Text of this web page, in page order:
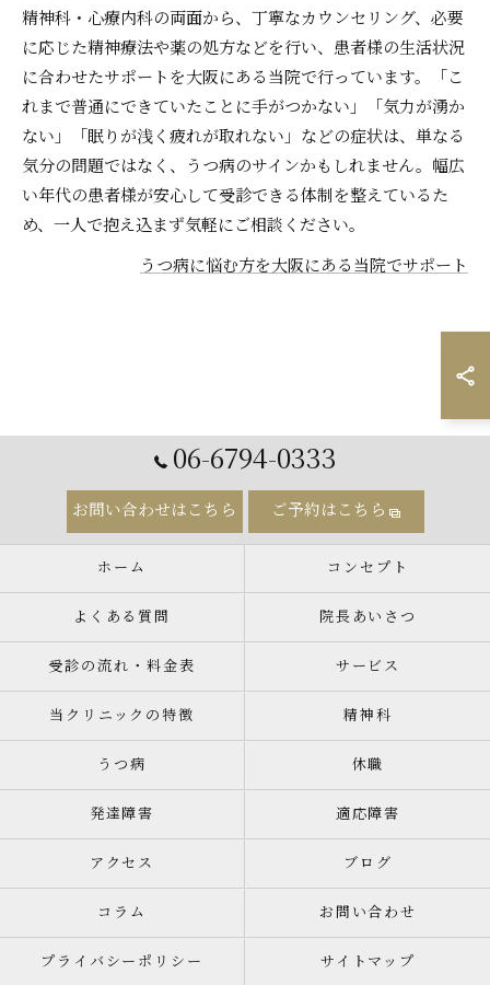
精神科・心療内科の両面から、丁寧なカウンセリング、必要
に応じた精神療法や薬の処方などを行い、患者様の生活状況
に合わせたサポートを大阪にある当院で行っています。「こ
れまで普通にできていたことに手がつかない」「気力が湧か
ない」「眠りが浅く疲れが取れない」などの症状は、単なる
気分の問題ではなく、うつ病のサインかもしれません。幅広
い年代の患者様が安心して受診できる体制を整えているた
め、一人で抱え込まず気軽にご相談ください。
うつ病に悩む方を大阪にある当院でサポート
06-6794-0333
お問い合わせはこちら ご予約はこちら
ホーム コンセプト
よくある質問 院長あいさつ
受診の流れ・料金表 サービス
当クリニックの特徴 精神科
うつ病 休職
発達障害 適応障害
アクセス ブログ
コラム お問い合わせ
プライバシーポリシー サイトマップ